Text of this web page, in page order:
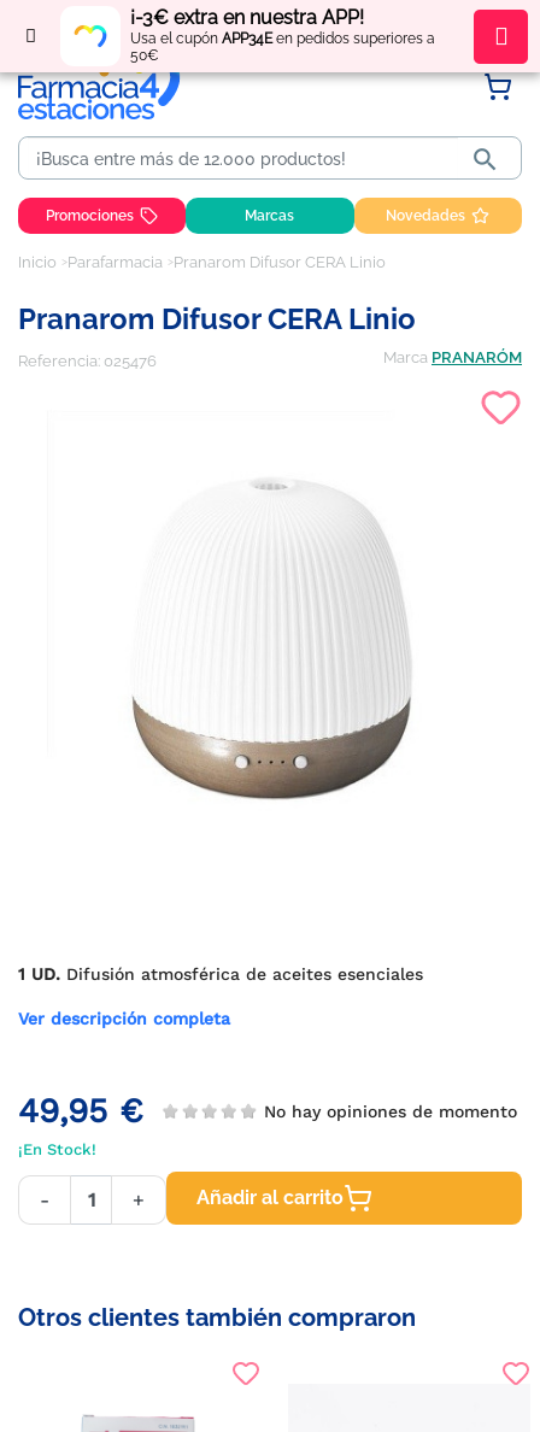
¡-3€ extra en nuestra APP!
Usa el cupón APP34Een pedidos superiores a
50€
Regístratey obténpuntos por tus compras

Promociones Marcas Novedades
Inicio Parafarmacia Pranarom Difusor CERA Linio
Pranarom Difusor CERA Linio
Referencia: 025476 Marca PRANARÓM
1 UD. Difusión atmosférica de aceites esenciales
Ver descripción completa
49,95 € No hay opiniones de momento
¡En Stock!
- + Añadir al carrito
Otros clientes también compraron